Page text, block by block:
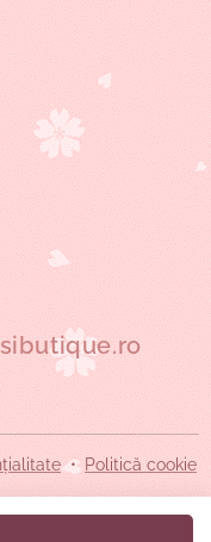
Politică cookie